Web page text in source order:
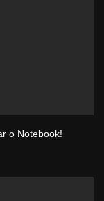
o Notebook!